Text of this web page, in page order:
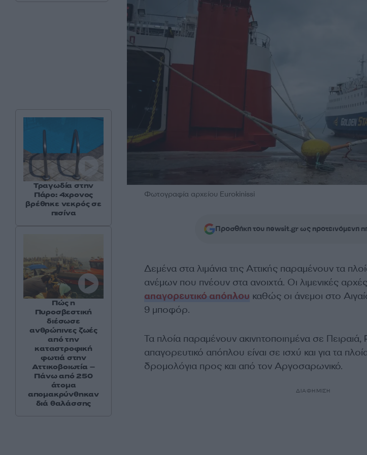
Φωτογραφία αρχείου Eurokinissi
Προσθήκη του newsit.gr ως προτεινόμενη
Δεμένα στα λιμάνια της Αττικής παραμένουν τα
ανέμων που πνέουν στα ανοιχτά. Οι λιμενικές
απαγορευτικό απόπλου καθώς οι άνεμοι στο
9 μποφόρ.
Τα πλοία παραμένουν ακινητοποιημένα σε
απαγορευτικό απόπλου είναι σε ισχύ και για τα
δρομολόγια προς και από τον Αργοσαρωνικό.
ΔΙΑΦΗΜΙΣΗ
Τραγωδία στην
Πάρο: 4χρονος
βρέθηκε νεκρός σε
πισίνα
Πώς η
Πυροσβεστική
διέσωσε
ανθρώπινες ζωές
από την
καταστροφική
φωτιά στην
Αττικοβοιωτία –
Πάνω από 250
άτομα
απομακρύνθηκαν
διά θαλάσσης